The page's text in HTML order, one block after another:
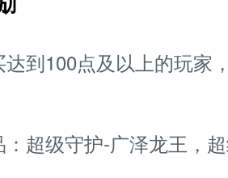
100点及以上的玩家
级守护-广泽龙王，超